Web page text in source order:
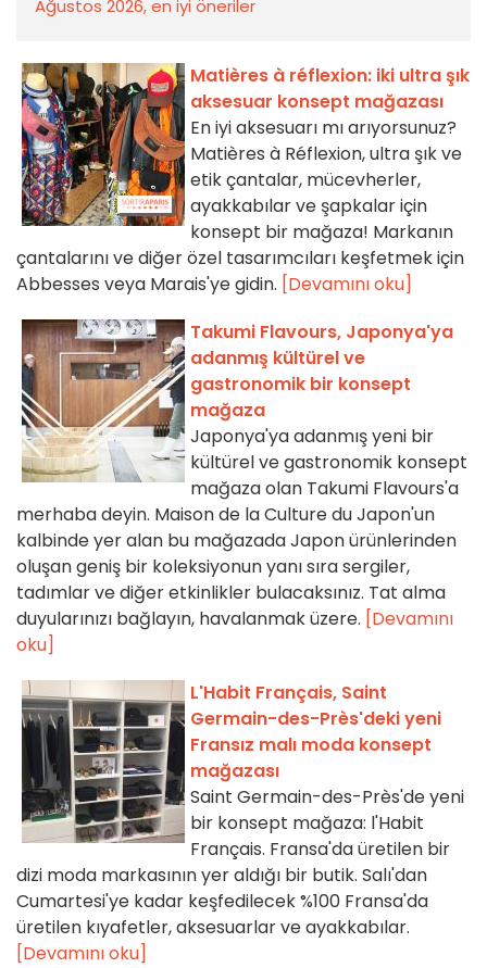
Ağustos 2026, en iyi öneriler
Matières à réflexion: iki ultra şık
aksesuar konsept mağazası
En iyi aksesuarı mı arıyorsunuz?
Matières à Réflexion, ultra şık ve
etik çantalar, mücevherler,
ayakkabılar ve şapkalar için
konsept bir mağaza! Markanın
çantalarını ve diğer özel tasarımcıları keşfetmek için
Abbesses veya Marais'ye gidin. [Devamını oku]
Takumi Flavours, Japonya'ya
adanmış kültürel ve
gastronomik bir konsept
mağaza
Japonya'ya adanmış yeni bir
kültürel ve gastronomik konsept
mağaza olan Takumi Flavours'a
merhaba deyin. Maison de la Culture du Japon'un
kalbinde yer alan bu mağazada Japon ürünlerinden
oluşan geniş bir koleksiyonun yanı sıra sergiler,
tadımlar ve diğer etkinlikler bulacaksınız. Tat alma
duyularınızı bağlayın, havalanmak üzere. [Devamını
oku]
L'Habit Français, Saint
Germain-des-Près'deki yeni
Fransız malı moda konsept
mağazası
Saint Germain-des-Près'de yeni
bir konsept mağaza: l'Habit
Français. Fransa'da üretilen bir
dizi moda markasının yer aldığı bir butik. Salı'dan
Cumartesi'ye kadar keşfedilecek %100 Fransa'da
üretilen kıyafetler, aksesuarlar ve ayakkabılar.
[Devamını oku]